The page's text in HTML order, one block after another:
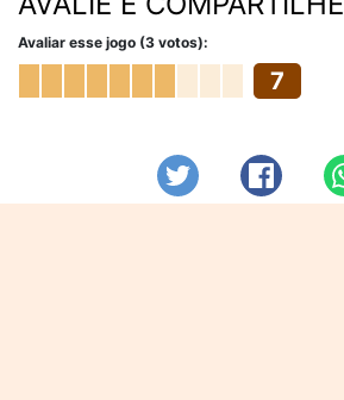
Avaliar esse jogo (3 votos):
7